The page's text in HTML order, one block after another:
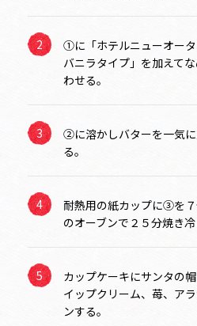
①に「ホテルニューオー
バニラタイプ」を加えて
わせる。
②に溶かしバターを一気
る。
耐熱用の紙カップに③を
のオーブンで２５分焼き冷
カップケーキにサンタの
イップクリーム、苺、ア
ンする。